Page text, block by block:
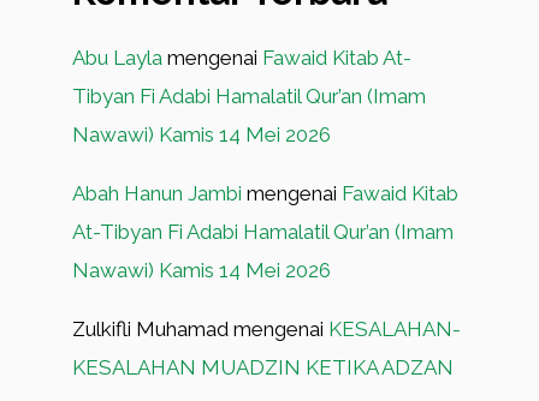
Abu Layla mengenai Fawaid Kitab At-
Tibyan Fi Adabi Hamalatil Qur’an (Imam
Nawawi) Kamis 14 Mei 2026
Abah Hanun Jambi mengenai Fawaid Kitab
At-Tibyan Fi Adabi Hamalatil Qur’an (Imam
Nawawi) Kamis 14 Mei 2026
Zulkifli Muhamad mengenai KESALAHAN-
KESALAHAN MUADZIN KETIKA ADZAN